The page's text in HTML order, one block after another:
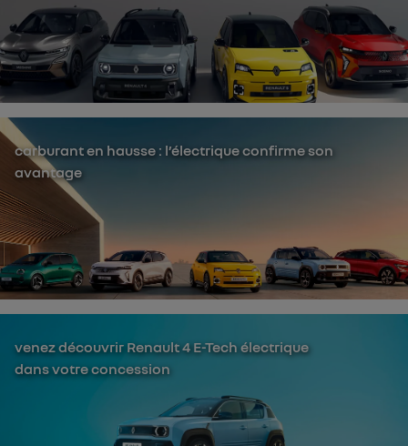
carburant en hausse : l’électrique confirme son
avantage
venez découvrir Renault 4 E-Tech électrique
dans votre concession